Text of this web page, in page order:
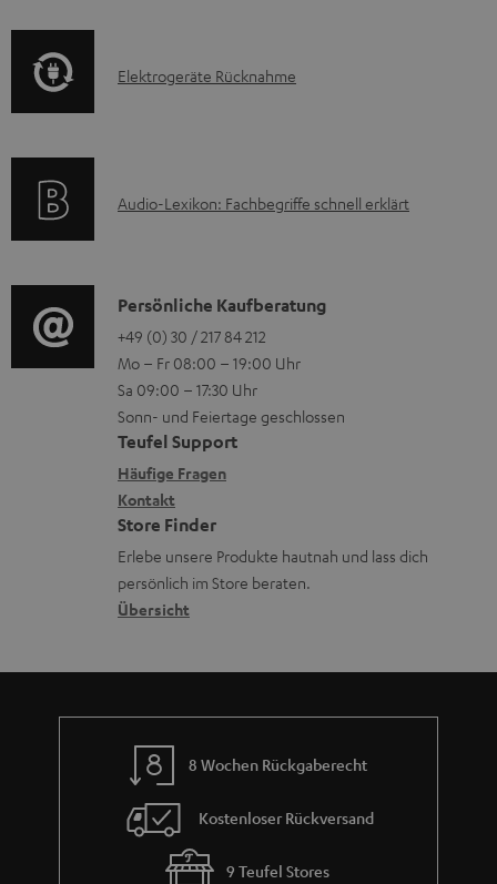
e
A
r
i
e
n
z
u
r
G
a
r
a
n
i
e
E
t
g
e
r
ä
t
e
R
ü
c
k
a
h
m
Elektrogeräte Rücknahme
A
i
o
-
L
e
x
i
k
o
n
Audio-Lexikon: Fachbegriffe schnell erklärt
K
o
n
t
a
k
t
d
a
t
n
Persönliche Kaufberatung
+49 (0) 30 / 217 84 212
Mo – Fr 08:00 – 19:00 Uhr
Sa 09:00 – 17:30 Uhr
Sonn- und Feiertage geschlossen
Teufel Support
Häufige Fragen
Kontakt
Store Finder
Erlebe unsere Produkte hautnah und lass dich
persönlich im Store beraten.
Übersicht
8 Wochen Rückgaberecht
Kostenloser Rückversand
9 Teufel Stores